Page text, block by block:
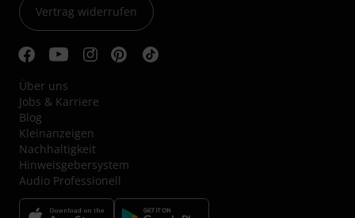
Vertrag widerrufen
Über uns
Jobs & Karriere
Blog
Kleinanzeigen
Nachhaltigkeit
Hinweisgebersystem
Audio Professionell